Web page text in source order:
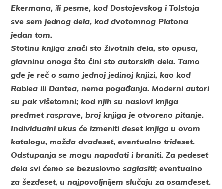
Ekermana, ili pesme, kod Dostojevskog i Tolstoja
sve sem jednog dela, kod dvotomnog Platona
jedan tom.
Stotinu knjiga znači sto životnih dela, sto opusa,
glavninu onoga što čini sto autorskih dela. Tamo
gde je reč o samo jednoj jedinoj knjizi, kao kod
Rablea ili Dantea, nema pogađanja. Moderni autori
su pak višetomni; kod njih su naslovi knjiga
predmet rasprave, broj knjiga je otvoreno pitanje.
Individualni ukus će izmeniti deset knjiga u ovom
katalogu, možda dvadeset, eventualno trideset.
Odstupanja se mogu napadati i braniti. Za pedeset
dela svi ćemo se bezuslovno saglasiti; eventualno
za šezdeset, u najpovoljnijem slučaju za osamdeset.